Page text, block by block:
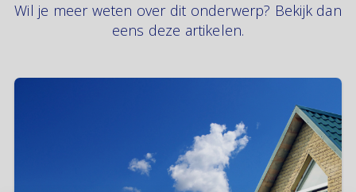
- Geld dat je hebt ontvangen uit verkoop
van privébezit (denk aan een woning)
- Geld uit schenkingen en erfenissen met
- Dit is afhankelijk van wat er in de
huwelijkse voorwaarden staat.
Wil je meer weten over dit onderwerp? Bekijk dan
eens deze artikelen.